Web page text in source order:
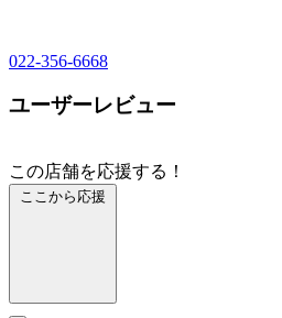
022-356-6668
ユーザーレビュー
この店舗を応援する！
ここから応援